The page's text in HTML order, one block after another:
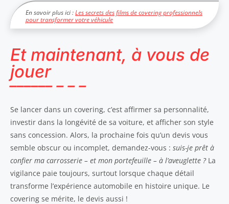
En savoir plus ici :Les secrets des films de covering professionnels
pour transformer votre véhicule
Et maintenant, à vous de
jouer
Se lancer dans un covering, c’est affirmer sa personnalité,
investir dans la longévité de sa voiture, et afficher son style
sans concession. Alors, la prochaine fois qu’un devis vous
semble obscur ou incomplet, demandez-vous : suis-je prêt à
confier ma carrosserie – et mon portefeuille – à l’aveuglette ?La
vigilance paie toujours, surtout lorsque chaque détail
transforme l’expérience automobile en histoire unique. Le
covering se mérite, le devis aussi !